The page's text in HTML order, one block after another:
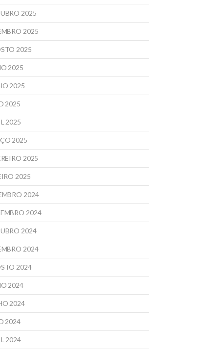
2025
2025
2025
2025
2025
2025
2025
2025
2025
2025
2024
2024
2024
2024
2024
2024
2024
2024
2024